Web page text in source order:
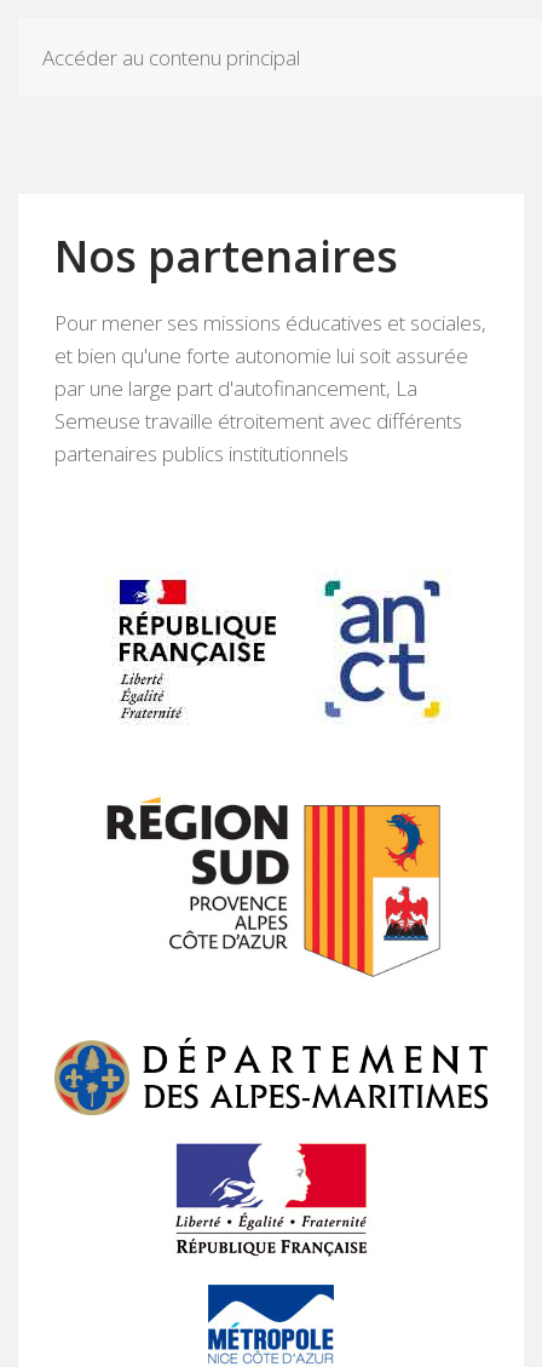
Accéder au contenu principal
Nos partenaires
Pour mener ses missions éducatives et sociales,
et bien qu'une forte autonomie lui soit assurée
par une large part d'autofinancement, La
Semeuse travaille étroitement avec différents
partenaires publics institutionnels